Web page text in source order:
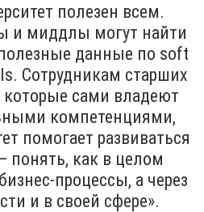
полезен всем.
и миддлы могут найти
данные по soft
Сотрудникам старших
которые сами владеют
компетенциями,
помогает развиваться
понять, как в целом
процессы, а через
и в своей сфере».